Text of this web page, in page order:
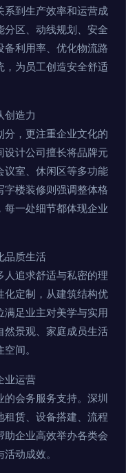
系到生产效率和运营成
区、动线规划、安全
利用率、优化物流路
，为员工创造安全舒适
创造力
，更注重企业文化的
计公司擅长将品牌元
议室、休闲区等多功能
楼装修则强调整体格
一处细节都体现企业
品质生活
追求舒适与私密的理
化定制，从建筑结构优
足业主对美学与实用
然景观、家庭成员生活
间。
业运营
会务服务支持。深圳
租赁、设备搭建、流程
企业高效举办各类会
动成效。